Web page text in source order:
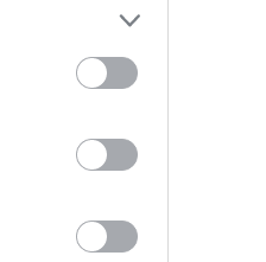
Οι συναυλίες επιτέλους
εισιτήρια - Ποιοι
τις τιμές